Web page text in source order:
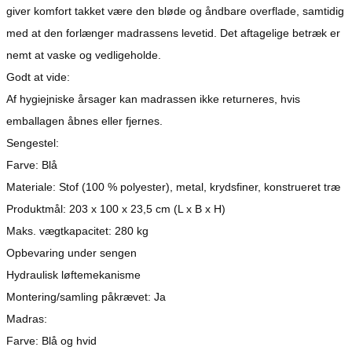
giver komfort takket være den bløde og åndbare overflade, samtidig
med at den forlænger madrassens levetid. Det aftagelige betræk er
nemt at vaske og vedligeholde.
Godt at vide:
Af hygiejniske årsager kan madrassen ikke returneres, hvis
emballagen åbnes eller fjernes.
Sengestel:
Farve: Blå
Materiale: Stof (100 % polyester), metal, krydsfiner, konstrueret træ
Produktmål: 203 x 100 x 23,5 cm (L x B x H)
Maks. vægtkapacitet: 280 kg
Opbevaring under sengen
Hydraulisk løftemekanisme
Montering/samling påkrævet: Ja
Madras:
Farve: Blå og hvid